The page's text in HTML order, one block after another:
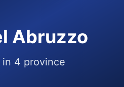
Abruzzo
in 4 province